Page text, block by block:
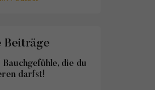
Beiträge
die du
darfst!